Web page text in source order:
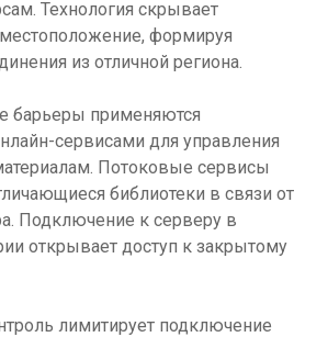
Технология скрывает
формируя
из отличной региона.
барьеры применяются
сервисами для управления
Потоковые сервисы
библиотеки в связи от
Подключение к серверу в
открывает доступ к закрытому
лимитирует подключение